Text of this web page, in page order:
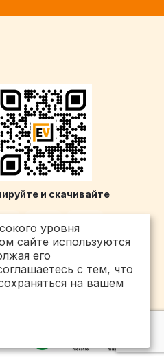
и скачивайте
уровня
сайте используются
его
с тем, что
на вашем